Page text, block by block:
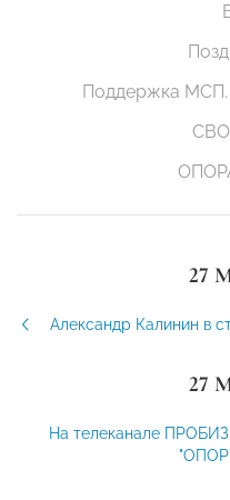
Поддержка МСП.
27
Александр Калинин в
27
На телеканале